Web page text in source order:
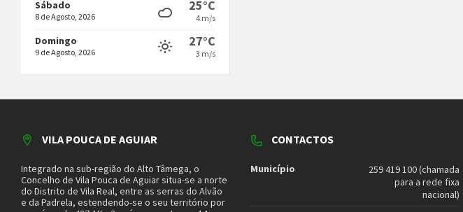
Sábado
8 de Agosto, 2026
25°C
4 m/s
Domingo
9 de Agosto, 2026
27°C
3 m/s
VILA POUCA DE AGUIAR
Integrado na sub-região do Alto Tâmega, o
Concelho de Vila Pouca de Aguiar situa-se a norte
do Distrito de Vila Real, entre as serras do Alvão
e da Padrela, estendendo-se o seu território por
CONTACTOS
Município
259 419 100 (chamada
para a rede fixa
nacional)